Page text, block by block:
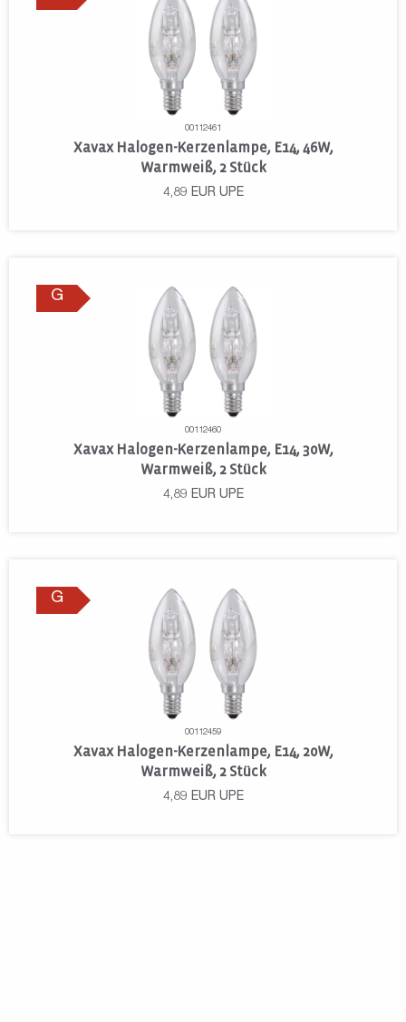
00112461
Xavax Halogen-Kerzenlampe, E14, 46W,
Warmweiß, 2 Stück
4,89 EUR UPE
G
00112460
Xavax Halogen-Kerzenlampe, E14, 30W,
Warmweiß, 2 Stück
4,89 EUR UPE
G
00112459
Xavax Halogen-Kerzenlampe, E14, 20W,
Warmweiß, 2 Stück
4,89 EUR UPE